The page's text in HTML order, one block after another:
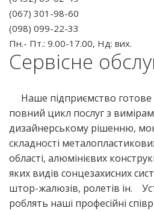
(067) 301-98-60
(098) 099-22-33
Пн.- Пт.: 9.00-17.00, Нд: вих.
Сервісне
Наше підприємство
повний цикл послуг з
дизайнерському рішенню,
складності
області, алюмінієвих
яких видів сонцезахисних
штор-жалюзів, ролетів ін.
роблять наші професійні